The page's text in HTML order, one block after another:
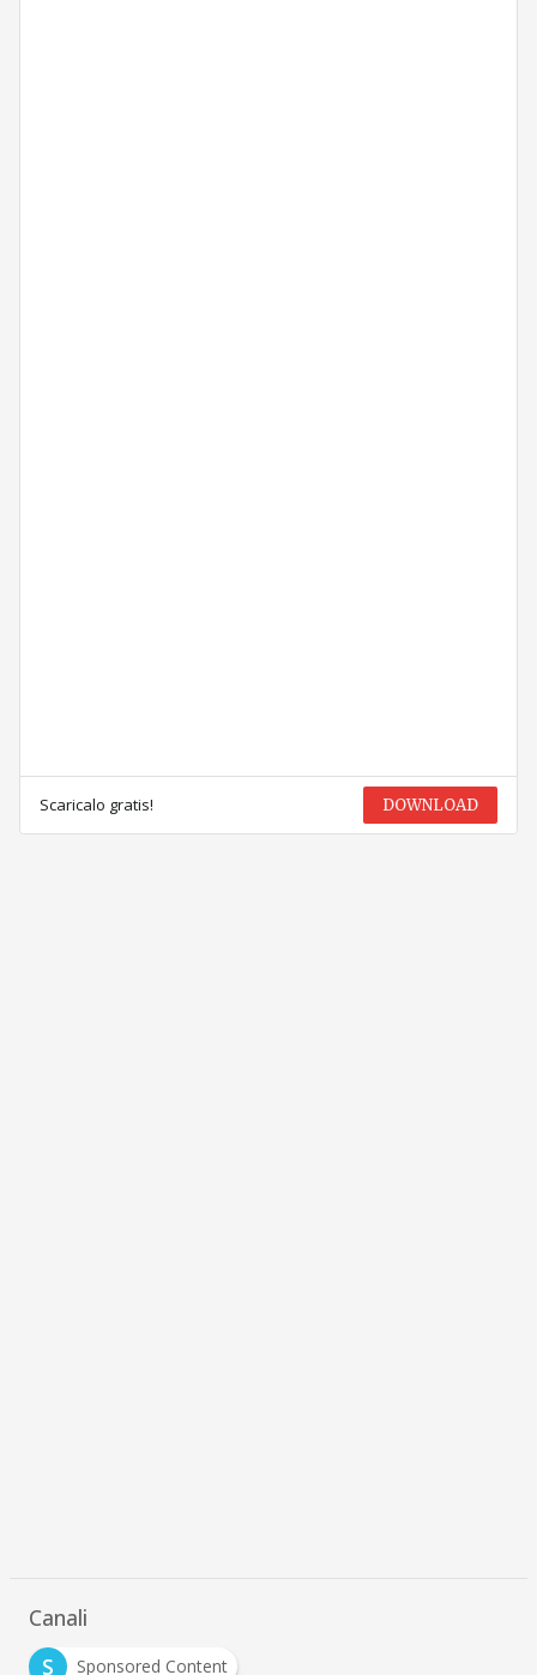
Scaricalo gratis! DOWNLOAD
Canali
S
Sponsored Content